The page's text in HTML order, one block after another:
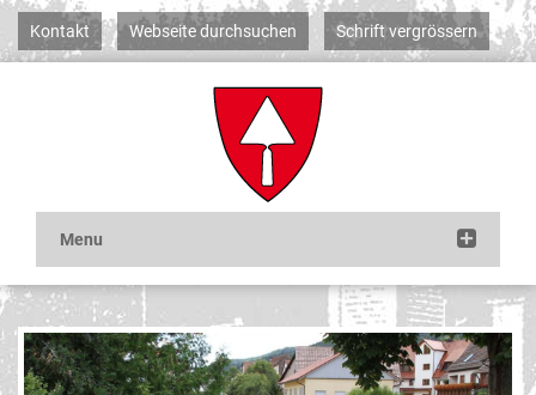
Kontakt Webseite durchsuchen Schrift vergrössern